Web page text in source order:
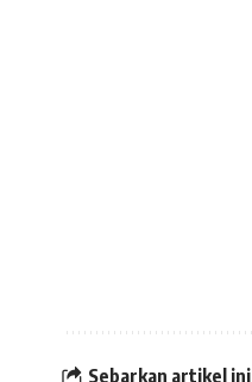
Sebarkan artikel ini